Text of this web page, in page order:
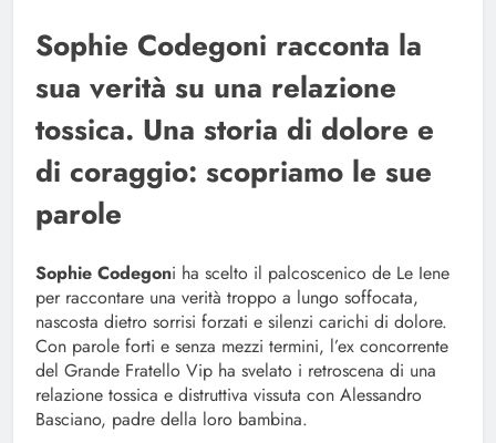
Sophie Codegoni racconta la
sua verità su una relazione
tossica. Una storia di dolore e
di coraggio: scopriamo le sue
parole
Sophie Codegoni ha scelto il palcoscenico de Le Iene
per raccontare una verità troppo a lungo soffocata,
nascosta dietro sorrisi forzati e silenzi carichi di dolore.
Con parole forti e senza mezzi termini, l’ex concorrente
del Grande Fratello Vip ha svelato i retroscena di una
relazione tossica e distruttiva vissuta con Alessandro
Basciano, padre della loro bambina.